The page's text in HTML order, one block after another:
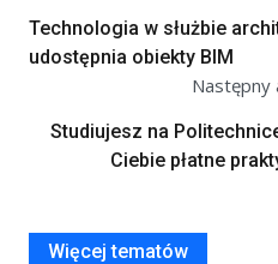
Technologia w służbie
udostępnia obiekty BIM
Następny
Studiujesz na
Ciebie płatne
Więcej tematów